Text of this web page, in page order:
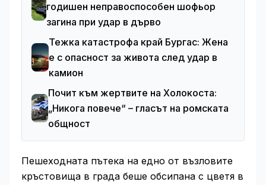
годишен неправоспособен шофьор
загина при удар в дърво
Тежка катастрофа край Бургас: Жена
е с опасност за живота след удар в
камион
Почит към жертвите на Холокоста:
„Никога повече“ – гласът на ромската
общност
Пешеходната пътека на едно от възловите
кръстовища в града беше обсипана с цветя в